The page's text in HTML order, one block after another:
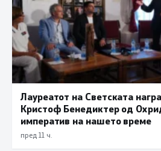
Лауреатот на Светската
Кристоф Бенедиктер од
императив на нашето време
пред 11 ч.